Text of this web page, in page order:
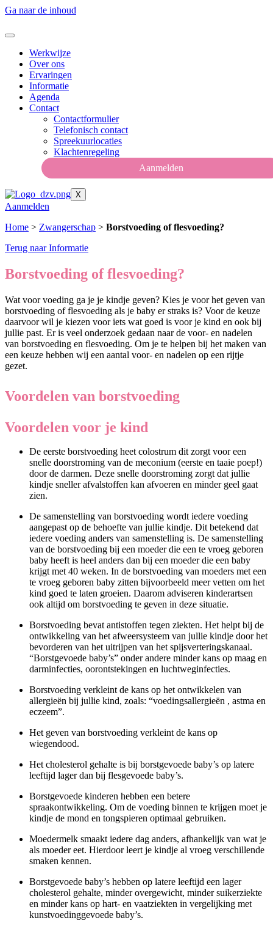
Ga naar de inhoud
Werkwijze
Over ons
Ervaringen
Informatie
Agenda
Contact
Contactformulier
Telefonisch contact
Spreekuurlocaties
Klachtenregeling
Aanmelden
X
Aanmelden
Home > Zwangerschap > Borstvoeding of flesvoeding?
Terug naar Informatie
Borstvoeding of flesvoeding?
Wat voor voeding ga je je kindje geven? Kies je voor het geven van
borstvoeding of flesvoeding als je baby er straks is? Voor de keuze
daarvoor wil je kiezen voor iets wat goed is voor je kind en ook bij
jullie past. Er is veel onderzoek gedaan naar de voor- en nadelen
van borstvoeding en flesvoeding. Om je te helpen bij het maken van
een keuze hebben wij een aantal voor- en nadelen op een rijtje
gezet.
Voordelen van borstvoeding
Voordelen voor je kind
De eerste borstvoeding heet colostrum dit zorgt voor een
snelle doorstroming van de meconium (eerste en taaie poep!)
door de darmen. Deze snelle doorstroming zorgt dat jullie
kindje sneller afvalstoffen kan afvoeren en minder geel gaat
zien.
De samenstelling van borstvoeding wordt iedere voeding
aangepast op de behoefte van jullie kindje. Dit betekend dat
iedere voeding anders van samenstelling is. De samenstelling
van de borstvoeding bij een moeder die een te vroeg geboren
baby heeft is heel anders dan bij een moeder die een baby
krijgt met 40 weken. In de borstvoeding van moeders met een
te vroeg geboren baby zitten bijvoorbeeld meer vetten om het
kind goed te laten groeien. Daarom adviseren kinderartsen
ook altijd om borstvoeding te geven in deze situatie.
Borstvoeding bevat antistoffen tegen ziekten. Het helpt bij de
ontwikkeling van het afweersysteem van jullie kindje door het
bevorderen van het uitrijpen van het spijsverteringskanaal.
“Borstgevoede baby’s” onder andere minder kans op maag en
darminfecties, oorontstekingen en luchtweginfecties.
Borstvoeding verkleint de kans op het ontwikkelen van
allergieën bij jullie kind, zoals: “voedingsallergieën , astma en
eczeem”.
Het geven van borstvoeding verkleint de kans op
wiegendood.
Het cholesterol gehalte is bij borstgevoede baby’s op latere
leeftijd lager dan bij flesgevoede baby’s.
Borstgevoede kinderen hebben een betere
spraakontwikkeling. Om de voeding binnen te krijgen moet je
kindje de mond en tongspieren optimaal gebruiken.
Moedermelk smaakt iedere dag anders, afhankelijk van wat je
als moeder eet. Hierdoor leert je kindje al vroeg verschillende
smaken kennen.
Borstgevoede baby’s hebben op latere leeftijd een lager
cholesterol gehalte, minder overgewicht, minder suikerziekte
en minder kans op hart- en vaatziekten in vergelijking met
kunstvoedinggevoede baby’s.